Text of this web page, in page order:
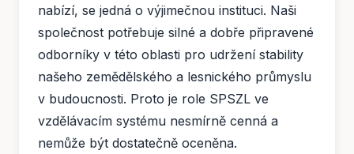
nabízí, se jedná o výjimečnou instituci. Naši
společnost potřebuje silné a dobře připravené
odborníky v této oblasti pro udržení stability
našeho zemědělského a lesnického průmyslu
v budoucnosti. Proto je role SPSZL ve
vzdělávacím systému nesmírně cenná a
nemůže být dostatečně oceněna.